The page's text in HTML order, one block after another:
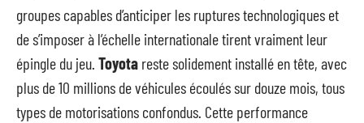
groupes capables d’anticiper les ruptures technologiques et
de s’imposer à l’échelle internationale tirent vraiment leur
épingle du jeu. Toyota reste solidement installé en tête, avec
plus de 10 millions de véhicules écoulés sur douze mois, tous
types de motorisations confondus. Cette performance